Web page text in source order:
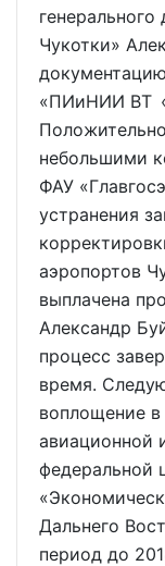
Чукотки»
«ПИиНИИ ВТ
небольшими
ФАУ
устранения
аэропортов
выплачена
Александр
процесс
время.
воплощение
авиационной
федеральной
Дальнего
период до